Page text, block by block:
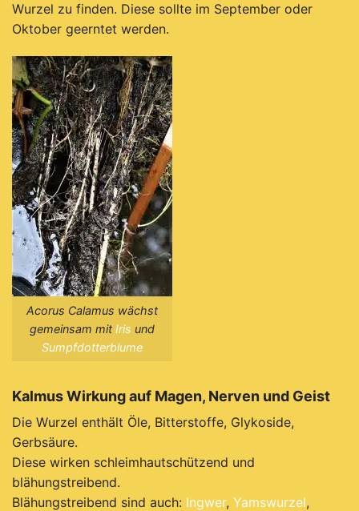
Wurzel zu finden. Diese sollte im September oder
Oktober geerntet werden.
Acorus Calamus wächst
gemeinsam mit Iris und
Sumpfdotterblume
Kalmus Wirkung auf Magen, Nerven und Geist
Die Wurzel enthält Öle, Bitterstoffe, Glykoside,
Gerbsäure.
Diese wirken schleimhautschützend und
blähungstreibend.
Blähungstreibend sind auch: Ingwer, Yamswurzel,